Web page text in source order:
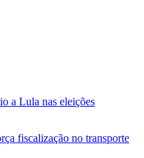
a Lula nas eleições
fiscalização no transporte